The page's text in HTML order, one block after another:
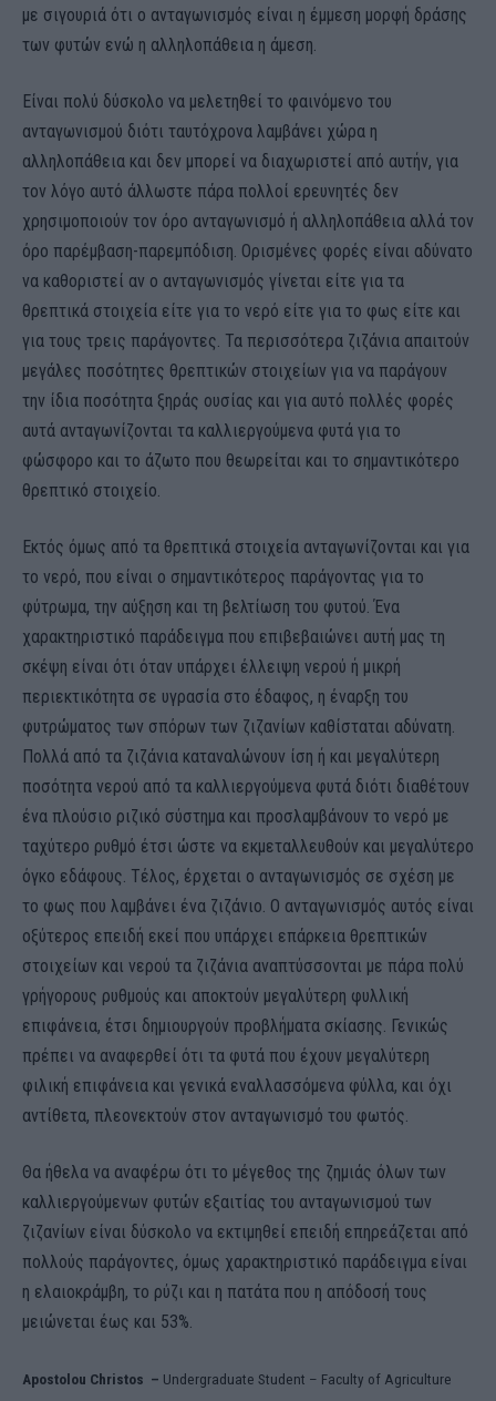
με σιγουριά ότι ο ανταγωνισμός είναι η έμμεση μορφή δράσης
των φυτών ενώ η αλληλοπάθεια η άμεση.
Είναι πολύ δύσκολο να μελετηθεί το φαινόμενο του
ανταγωνισμού διότι ταυτόχρονα λαμβάνει χώρα η
αλληλοπάθεια και δεν μπορεί να διαχωριστεί από αυτήν, για
τον λόγο αυτό άλλωστε πάρα πολλοί ερευνητές δεν
χρησιμοποιούν τον όρο ανταγωνισμό ή αλληλοπάθεια αλλά τον
όρο παρέμβαση-παρεμπόδιση. Ορισμένες φορές είναι αδύνατο
να καθοριστεί αν ο ανταγωνισμός γίνεται είτε για τα
θρεπτικά στοιχεία είτε για το νερό είτε για το φως είτε και
για τους τρεις παράγοντες. Τα περισσότερα ζιζάνια απαιτούν
μεγάλες ποσότητες θρεπτικών στοιχείων για να παράγουν
την ίδια ποσότητα ξηράς ουσίας και για αυτό πολλές φορές
αυτά ανταγωνίζονται τα καλλιεργούμενα φυτά για το
φώσφορο και το άζωτο που θεωρείται και το σημαντικότερο
θρεπτικό στοιχείο.
Εκτός όμως από τα θρεπτικά στοιχεία ανταγωνίζονται και για
το νερό, που είναι ο σημαντικότερος παράγοντας για το
φύτρωμα, την αύξηση και τη βελτίωση του φυτού. Ένα
χαρακτηριστικό παράδειγμα που επιβεβαιώνει αυτή μας τη
σκέψη είναι ότι όταν υπάρχει έλλειψη νερού ή μικρή
περιεκτικότητα σε υγρασία στο έδαφος, η έναρξη του
φυτρώματος των σπόρων των ζιζανίων καθίσταται αδύνατη.
Πολλά από τα ζιζάνια καταναλώνουν ίση ή και μεγαλύτερη
ποσότητα νερού από τα καλλιεργούμενα φυτά διότι διαθέτουν
ένα πλούσιο ριζικό σύστημα και προσλαμβάνουν το νερό με
ταχύτερο ρυθμό έτσι ώστε να εκμεταλλευθούν και μεγαλύτερο
όγκο εδάφους. Τέλος, έρχεται ο ανταγωνισμός σε σχέση με
το φως που λαμβάνει ένα ζιζάνιο. Ο ανταγωνισμός αυτός είναι
οξύτερος επειδή εκεί που υπάρχει επάρκεια θρεπτικών
στοιχείων και νερού τα ζιζάνια αναπτύσσονται με πάρα πολύ
γρήγορους ρυθμούς και αποκτούν μεγαλύτερη φυλλική
επιφάνεια, έτσι δημιουργούν προβλήματα σκίασης. Γενικώς
πρέπει να αναφερθεί ότι τα φυτά που έχουν μεγαλύτερη
φιλική επιφάνεια και γενικά εναλλασσόμενα φύλλα, και όχι
αντίθετα, πλεονεκτούν στον ανταγωνισμό του φωτός.
Θα ήθελα να αναφέρω ότι το μέγεθος της ζημιάς όλων των
καλλιεργούμενων φυτών εξαιτίας του ανταγωνισμού των
ζιζανίων είναι δύσκολο να εκτιμηθεί επειδή επηρεάζεται από
πολλούς παράγοντες, όμως χαρακτηριστικό παράδειγμα είναι
η ελαιοκράμβη, το ρύζι και η πατάτα που η απόδοσή τους
μειώνεται έως και 53%.
Apostolou Christos – Undergraduate Student – Faculty of Agriculture